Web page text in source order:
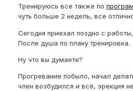
Тренируюсь все также по
чуть больше 2 недель, все
Сегодня приехал поздно с
После душа по плану тренировка.
Ну что вы думаете?
Прогревание побыло, начал
член возбудился и всё, эрекция